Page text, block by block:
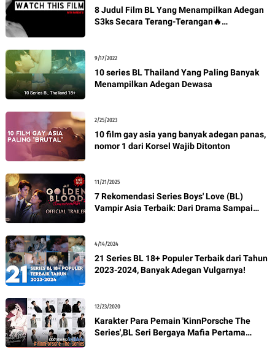
8 Judul Film BL Yang Menampilkan Adegan
S3ks Secara Terang-Terangan🔥
9/17/2022
10 series BL Thailand Yang Paling Banyak
Menampilkan Adegan Dewasa
2/25/2023
10 film gay asia yang banyak adegan panas,
nomor 1 dari Korsel Wajib Ditonton
11/21/2025
7 Rekomendasi Series Boys' Love (BL)
Vampir Asia Terbaik: Dari Drama Sampai
4/14/2024
21 Series BL 18+ Populer Terbaik dari Tahun
2023-2024, Banyak Adegan Vulgarnya!
12/23/2020
Karakter Para Pemain 'KinnPorsche The
Series',BL Seri Bergaya Mafia Pertama